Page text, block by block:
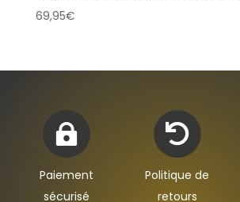
69,95€

Paiement
sécurisé

Politique de
retours